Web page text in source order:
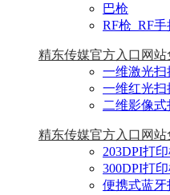
巴枪
RF枪_RF
精东传媒官方入口网
一维激光扫
一维红光扫
二维影像
精东传媒官方入口网
203DPI打
300DPI打
便携式蓝牙